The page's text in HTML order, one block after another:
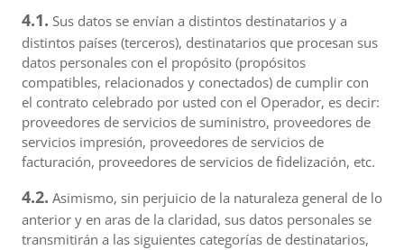
4.1. Sus datos se envían a distintos destinatarios y a
distintos países (terceros), destinatarios que procesan sus
datos personales con el propósito (propósitos
compatibles, relacionados y conectados) de cumplir con
el contrato celebrado por usted con el Operador, es decir:
proveedores de servicios de suministro, proveedores de
servicios impresión, proveedores de servicios de
facturación, proveedores de servicios de fidelización, etc.
4.2. Asimismo, sin perjuicio de la naturaleza general de lo
anterior y en aras de la claridad, sus datos personales se
transmitirán a las siguientes categorías de destinatarios,